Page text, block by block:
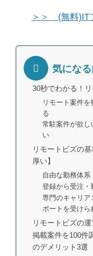
＞＞ (無料)IT
気にな
30秒でわかる！
リモート案件
る
常駐案件が欲し
い
リモートビズの
厚い】
自由な勤務体系
登録から受注・
専門のキャリア
ポートを受けら
リモートビズの
掲載案件を100件
のデメリット3選